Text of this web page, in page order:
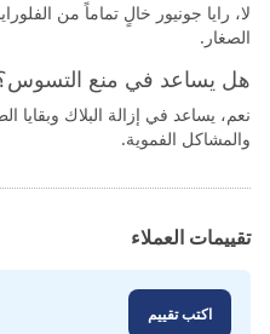
لا، رايا جونيور خالٍ تماماً من
الصغار.
هل يساعد في منع
نعم، يساعد في إزالة البلاك
والمشاكل الفموية.
تقييمات العملاء
اكتب تقييم